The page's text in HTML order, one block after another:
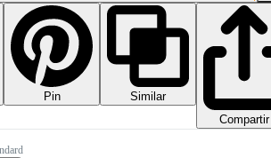
Pin
Similar
Compartir